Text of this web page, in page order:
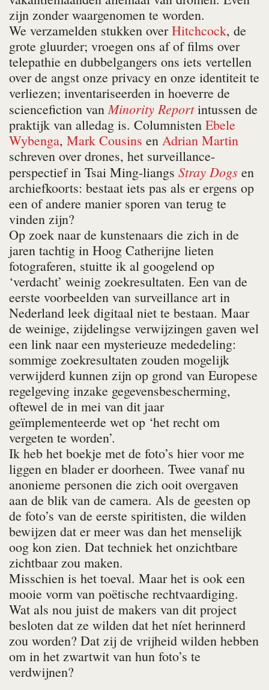
zijn zonder waargenomen te worden.
We verzamelden stukken overHitchcock, de
grote gluurder; vroegen ons af of films over
telepathie en dubbelgangers ons iets vertellen
over de angst onze privacy en onze identiteit te
verliezen; inventariseerden in hoeverre de
sciencefiction vanMinority Reportintussen de
praktijk van alledag is. Columnisten Ebele
Wybenga, Mark Cousins en Adrian Martin
schreven over drones, het surveillance-
perspectief in Tsai Ming-liangs Stray Dogs en
archiefkoorts: bestaat iets pas als er ergens op
een of andere manier sporen van terug te
vinden zijn?
Op zoek naar de kunstenaars die zich in de
jaren tachtig in Hoog Catherijne lieten
fotograferen, stuitte ik al googelend op
‘verdacht’ weinig zoekresultaten. Een van de
eerste voorbeelden van surveillance art in
Nederland leek digitaal niet te bestaan. Maar
de weinige, zijdelingse verwijzingen gaven wel
een link naar een mysterieuze mededeling:
sommige zoekresultaten zouden mogelijk
verwijderd kunnen zijn op grond van Europese
regelgeving inzake gegevensbescherming,
oftewel de in mei van dit jaar
geïmplementeerde wet op ‘het recht om
vergeten te worden’.
Ik heb het boekje met de foto’s hier voor me
liggen en blader er doorheen. Twee vanaf nu
anonieme personen die zich ooit overgaven
aan de blik van de camera. Als de geesten op
de foto’s van de eerste spiritisten, die wilden
bewijzen dat er meer was dan het menselijk
oog kon zien. Dat techniek het onzichtbare
zichtbaar zou maken.
Misschien is het toeval. Maar het is ook een
mooie vorm van poëtische rechtvaardiging.
Wat als nou juist de makers van dit project
besloten dat ze wilden dat het níet herinnerd
zou worden? Dat zij de vrijheid wilden hebben
om in het zwartwit van hun foto’s te
verdwijnen?